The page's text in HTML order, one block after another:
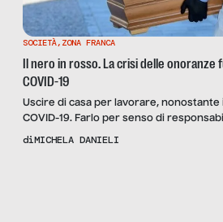
SOCIETÀ, ZONA FRANCA
Il nero in rosso. La crisi delle onoranze
COVID-19
Uscire di casa per lavorare, nonostante
COVID-19. Farlo per senso di
Vedere le casse della propria impresa
diMICHELA DANIELI